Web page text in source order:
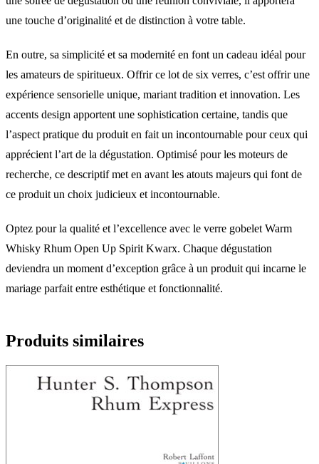
une touche d’originalité et de distinction à votre table.
En outre, sa simplicité et sa modernité en font un cadeau idéal pour
les amateurs de spiritueux. Offrir ce lot de six verres, c’est offrir une
expérience sensorielle unique, mariant tradition et innovation. Les
accents design apportent une sophistication certaine, tandis que
l’aspect pratique du produit en fait un incontournable pour ceux qui
apprécient l’art de la dégustation. Optimisé pour les moteurs de
recherche, ce descriptif met en avant les atouts majeurs qui font de
ce produit un choix judicieux et incontournable.
Optez pour la qualité et l’excellence avec le verre gobelet Warm
Whisky Rhum Open Up Spirit Kwarx. Chaque dégustation
deviendra un moment d’exception grâce à un produit qui incarne le
mariage parfait entre esthétique et fonctionnalité.
Produits similaires